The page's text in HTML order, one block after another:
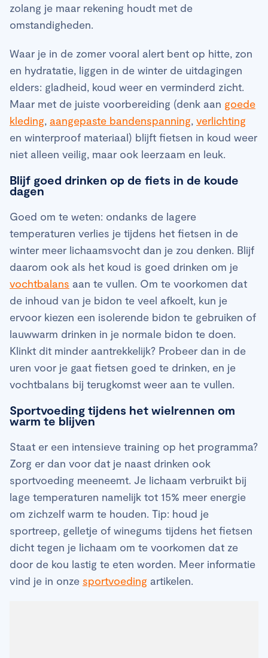
zolang je maar rekening houdt met de
omstandigheden.
Waar je in de zomer vooral alert bent op hitte, zon
en hydratatie, liggen in de winter de uitdagingen
elders: gladheid, koud weer en verminderd zicht.
Maar met de juiste voorbereiding (denk aan goede
kleding, aangepaste bandenspanning, verlichting
en winterproof materiaal) blijft fietsen in koud weer
niet alleen veilig, maar ook leerzaam en leuk.
Blijf goed drinken op de fiets in de koude
dagen
Goed om te weten: ondanks de lagere
temperaturen verlies je tijdens het fietsen in de
winter meer lichaamsvocht dan je zou denken. Blijf
daarom ook als het koud is goed drinken om je
vochtbalans aan te vullen. Om te voorkomen dat
de inhoud van je bidon te veel afkoelt, kun je
ervoor kiezen een isolerende bidon te gebruiken of
lauwwarm drinken in je normale bidon te doen.
Klinkt dit minder aantrekkelijk? Probeer dan in de
uren voor je gaat fietsen goed te drinken, en je
vochtbalans bij terugkomst weer aan te vullen.
Sportvoeding tijdens het wielrennen om
warm te blijven
Staat er een intensieve training op het programma?
Zorg er dan voor dat je naast drinken ook
sportvoeding meeneemt. Je lichaam verbruikt bij
lage temperaturen namelijk tot 15% meer energie
om zichzelf warm te houden. Tip: houd je
sportreep, gelletje of winegums tijdens het fietsen
dicht tegen je lichaam om te voorkomen dat ze
door de kou lastig te eten worden. Meer informatie
vind je in onze sportvoeding artikelen.